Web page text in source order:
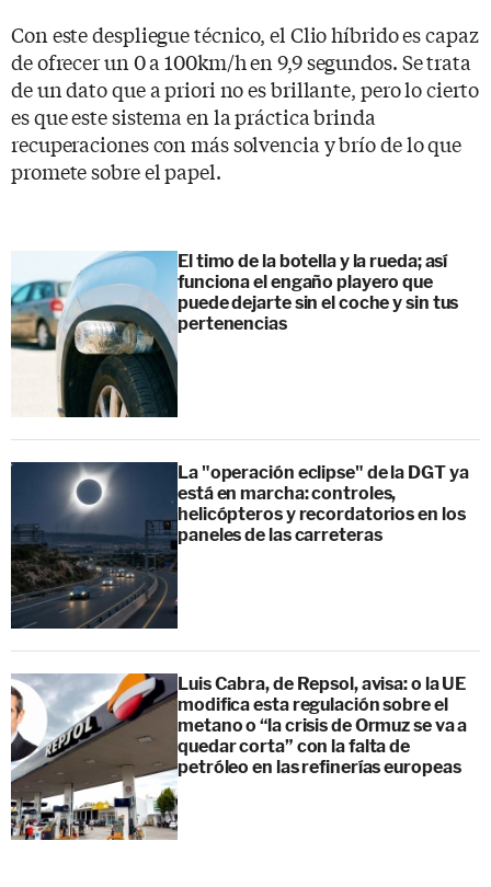
Con este despliegue técnico, el Clio híbrido es capaz
de ofrecer un 0 a 100km/h en 9,9 segundos. Se trata
de un dato que a priori no es brillante, pero lo cierto
es que este sistema en la práctica brinda
recuperaciones con más solvencia y brío de lo que
promete sobre el papel.
El timo de la botella y la rueda; así
funciona el engaño playero que
puede dejarte sin el coche y sin tus
pertenencias
La "operación eclipse" de la DGT ya
está en marcha: controles,
helicópteros y recordatorios en los
paneles de las carreteras
Luis Cabra, de Repsol, avisa: o la UE
modifica esta regulación sobre el
metano o “la crisis de Ormuz se va a
quedar corta” con la falta de
petróleo en las refinerías europeas